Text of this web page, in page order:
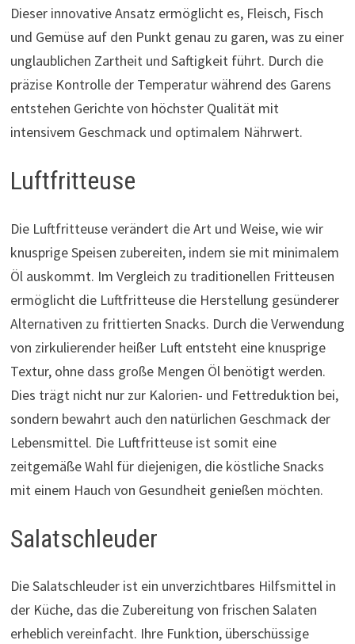
Dieser innovative Ansatz ermöglicht es, Fleisch, Fisch
und Gemüse auf den Punkt genau zu garen, was zu einer
unglaublichen Zartheit und Saftigkeit führt. Durch die
präzise Kontrolle der Temperatur während des Garens
entstehen Gerichte von höchster Qualität mit
intensivem Geschmack und optimalem Nährwert.
Luftfritteuse
Die Luftfritteuse verändert die Art und Weise, wie wir
knusprige Speisen zubereiten, indem sie mit minimalem
Öl auskommt. Im Vergleich zu traditionellen Fritteusen
ermöglicht die Luftfritteuse die Herstellung gesünderer
Alternativen zu frittierten Snacks. Durch die Verwendung
von zirkulierender heißer Luft entsteht eine knusprige
Textur, ohne dass große Mengen Öl benötigt werden.
Dies trägt nicht nur zur Kalorien- und Fettreduktion bei,
sondern bewahrt auch den natürlichen Geschmack der
Lebensmittel. Die Luftfritteuse ist somit eine
zeitgemäße Wahl für diejenigen, die köstliche Snacks
mit einem Hauch von Gesundheit genießen möchten.
Salatschleuder
Die Salatschleuder ist ein unverzichtbares Hilfsmittel in
der Küche, das die Zubereitung von frischen Salaten
erheblich vereinfacht. Ihre Funktion, überschüssige